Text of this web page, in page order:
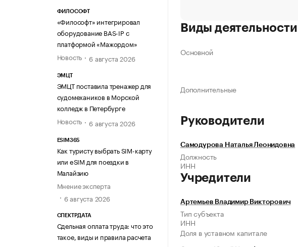
ФИЛОСОФТ
«Философт» интегрировал
оборудование BAS-IP с
платформой «Мажордом»
Новость
6 августа 2026
ЭМЦТ
ЭМЦТ поставила тренажер для
судомехаников в Морской
колледж в Петербурге
Новость
6 августа 2026
ESIM365
Как туристу выбрать SIM-карту
или eSIM для поездки в
Малайзию
Мнение эксперта
6 августа 2026
СПЕКТРДАТА
Сдельная оплата труда: что это
такое, виды и правила расчета
Виды деятельности
Основной
Дополнительные
Руководители
Самодурова Наталья Леонидовна
Должность
ИНН
Учредители
Артемьев Владимир Викторович
Тип субъекта
ИНН
Доля в уставном капитале